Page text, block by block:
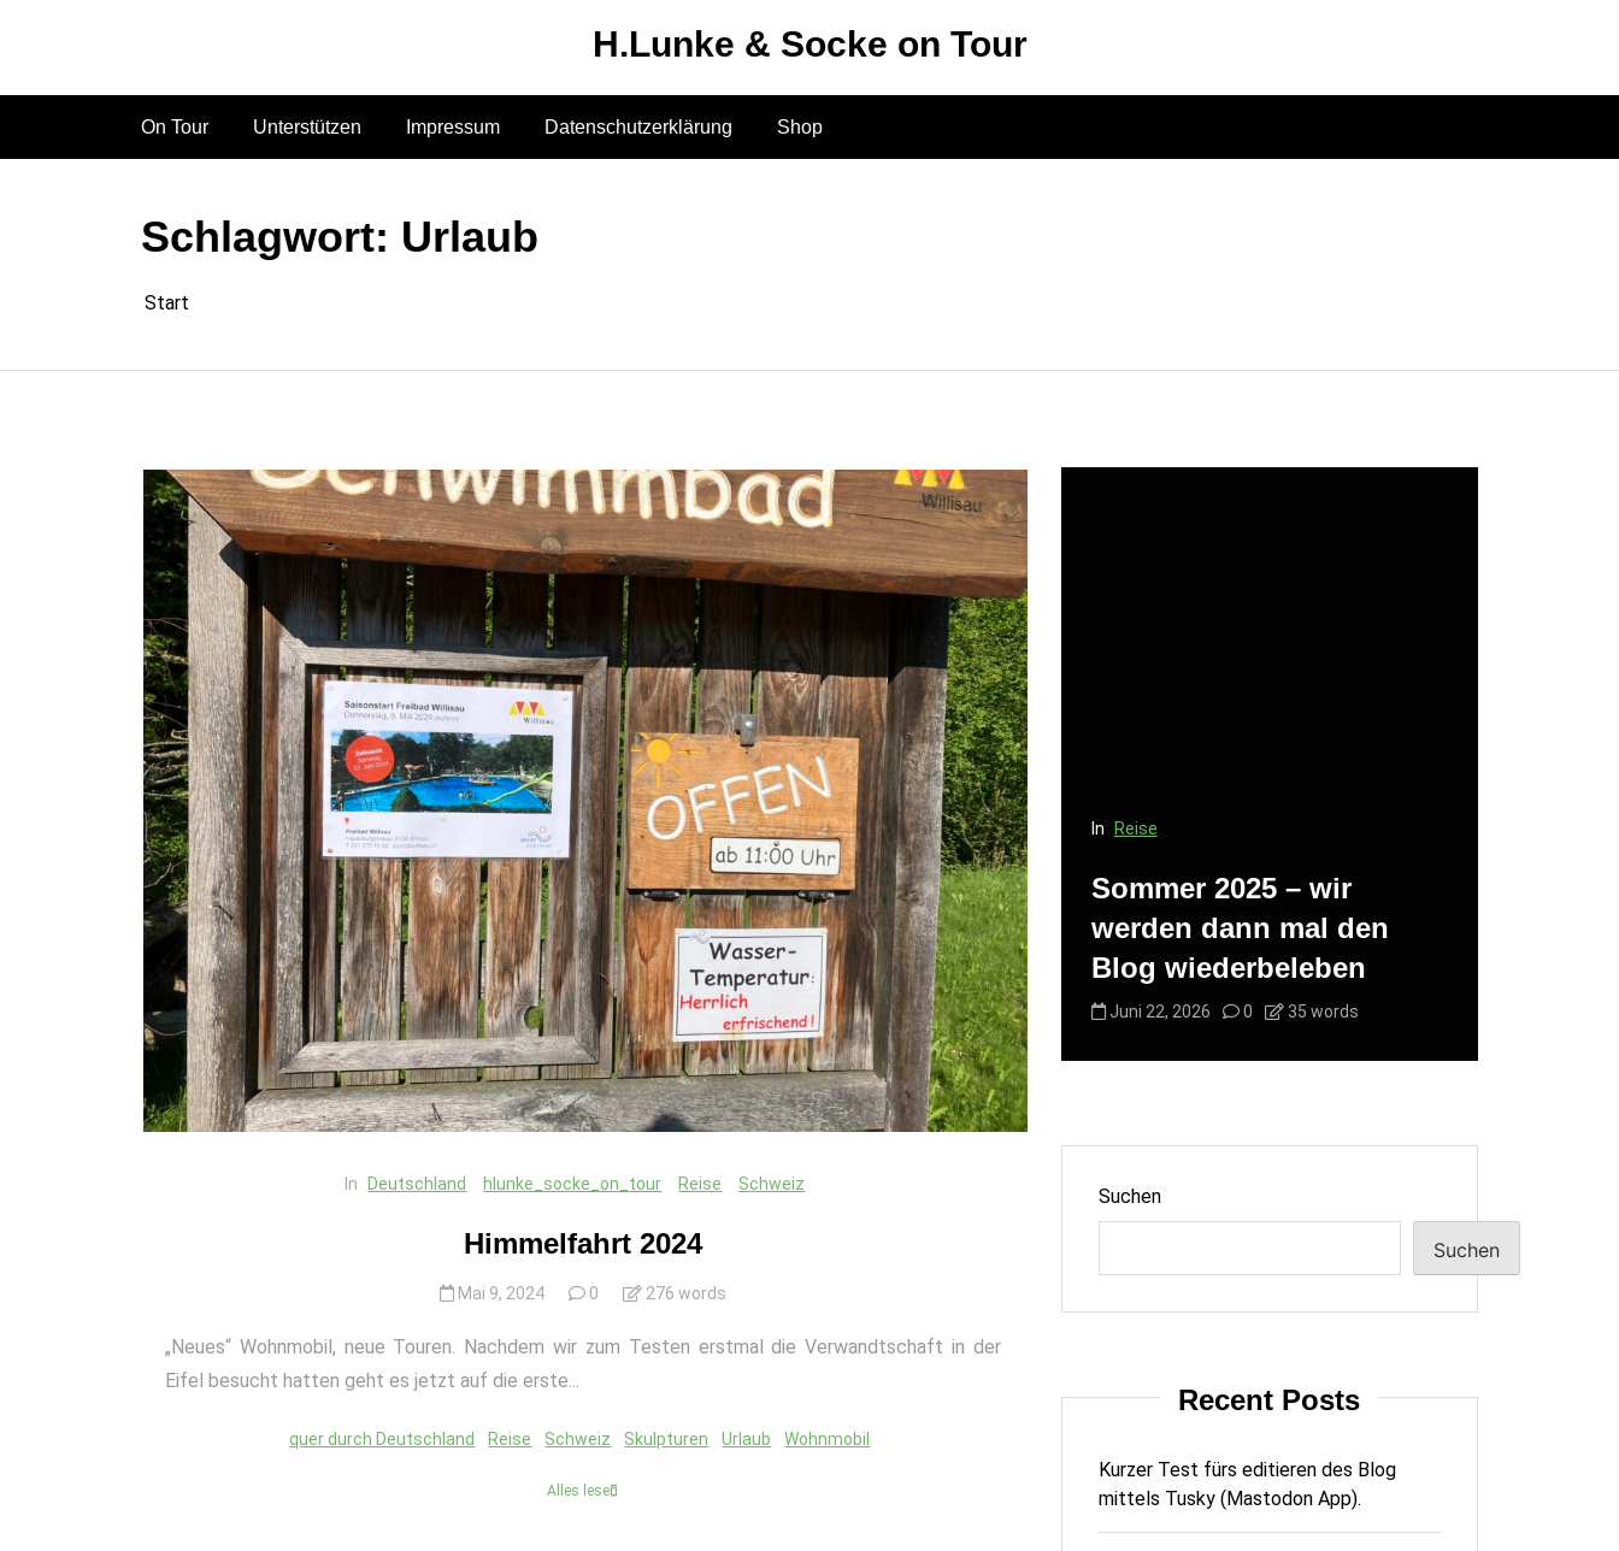
H.Lunke & Socke on Tour
On Tour Unterstützen Impressum Datenschutzerklärung Shop
Schlagwort: Urlaub
Start
In Deutschland hlunke_socke_on_tour Reise Schweiz
Himmelfahrt 2024
Mai 9, 2024 0 276 words
„Neues“ Wohnmobil, neue Touren. Nachdem wir zum Testen erstmal die Verwandtschaft in der
Eifel besucht hatten geht es jetzt auf die erste...
quer durch Deutschland Reise Schweiz Skulpturen Urlaub Wohnmobil
Alles lesen
In Reise
Sommer 2025 – wir
werden dann mal den
Blog wiederbeleben
Juni 22, 2026 0 35 words
In Reise
Kurzer Test fürs editieren
des Blog mittels Tusky
(Mastodon App).
Juni 22, 2026 0 12 words
In Reise
Sommer 2025 – wir
werden dann mal den
Blog wiederbeleben
Juni 22, 2026 0 35 words
Suchen
Suchen
Recent Posts
Kurzer Test fürs editieren des Blog
mittels Tusky (Mastodon App).